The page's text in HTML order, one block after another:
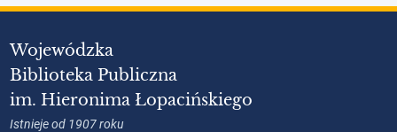
Wojewódzka
Biblioteka Publiczna
im. Hieronima Łopacińskiego
Istnieje od 1907 roku